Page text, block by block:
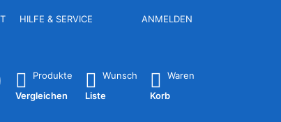
HILFE & SERVICE ANMELDEN
Drücken Sie die Eingabetaste, um alle
Produkte
Vergleichen
Wunsch
Liste
Waren
Korb